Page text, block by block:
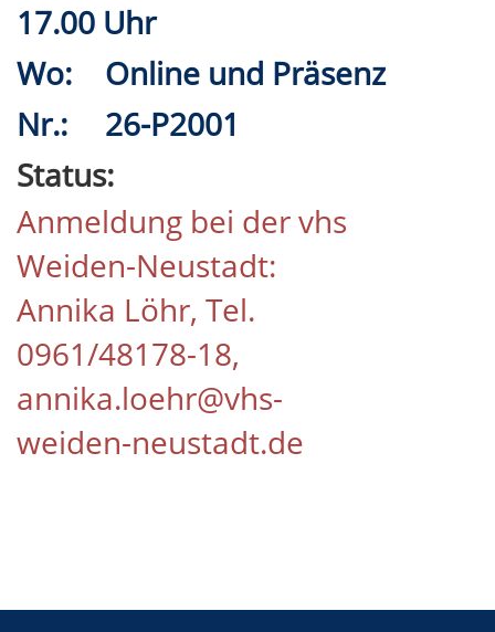
17.00 Uhr
Wo:
Online und Präsenz
Nr.:
26-P2001
Status:
Anmeldung bei der vhs
Weiden-Neustadt:
Annika Löhr, Tel.
0961/48178-18,
annika.loehr@vhs-
weiden-neustadt.de